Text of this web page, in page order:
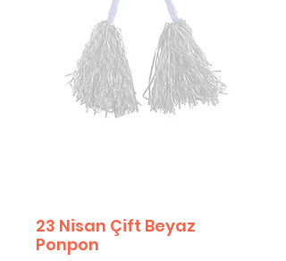
23 Nisan Çift Beyaz
Ponpon